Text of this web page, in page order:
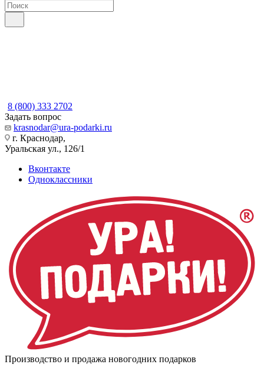
8 (800) 333 2702
Задать вопрос
krasnodar@ura-podarki.ru
г. Краснодар,
Уральская ул., 126/1
Вконтакте
Одноклассники
Производство и продажа новогодних подарков